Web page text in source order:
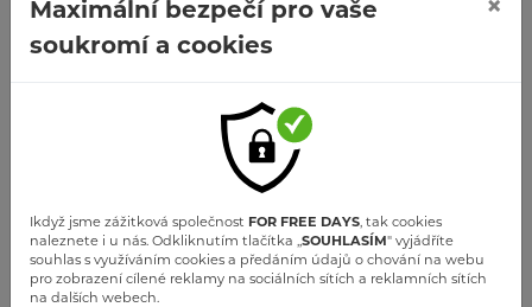
David Seckar
Maximální bezpečí pro vaše
soukromí a cookies
Ikdyž jsme zážitková společnost FOR FREE DAYS , tak cookies
naleznete i u nás. Odkliknutím tlačítka ,, SOUHLASÍM" vyjádříte
souhlas s využíváním cookies a předáním údajů o chování na webu
pro zobrazení cílené reklamy na sociálních sítích a reklamních sítích
na dalších webech.